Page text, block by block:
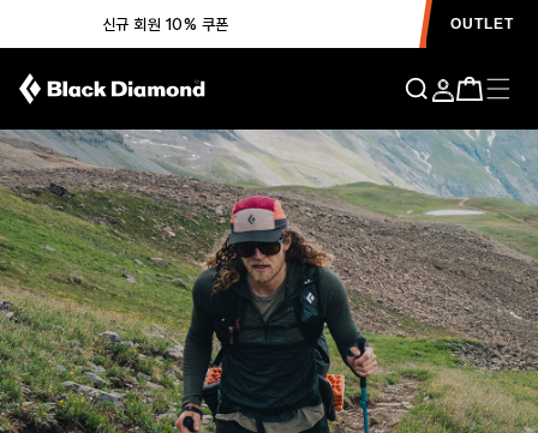
신규 회원 10% 쿠폰 OUTLET